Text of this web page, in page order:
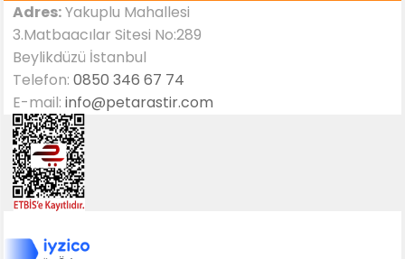
Adres:Yakuplu Mahallesi
3.Matbaacılar Sitesi No:289
Beylikdüzü İstanbul
Telefon:0850 346 67 74
E-mail:info@petarastir.com